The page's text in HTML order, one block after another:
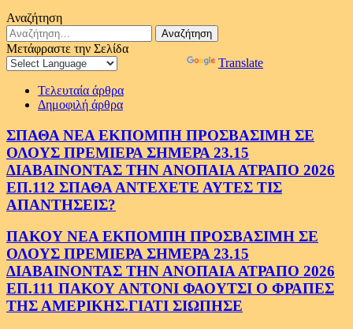
Αναζήτηση
Αναζήτηση
για:
Μετάφραστε την Σελίδα
Translate
Τελευταία άρθρα
Δημοφιλή άρθρα
ΣΠΑΘΑ ΝΕΑ ΕΚΠΟΜΠΗ ΠΡΟΣΒΑΣΙΜΗ ΣΕ
ΟΛΟΥΣ ΠΡΕΜΙΕΡΑ ΣΗΜΕΡΑ 23.15
ΔΙΑΒΑΙΝΟΝΤΑΣ ΤΗΝ ΑΝΟΠΑΙΑ ΑΤΡΑΠΟ 2026
ΕΠ.112 ΣΠΑΘΑ ΑΝΤΕΧΕΤΕ ΑΥΤΕΣ ΤΙΣ
ΑΠΑΝΤΗΣΕΙΣ?
ΠΑΚΟΥ ΝΕΑ ΕΚΠΟΜΠΗ ΠΡΟΣΒΑΣΙΜΗ ΣΕ
ΟΛΟΥΣ ΠΡΕΜΙΕΡΑ ΣΗΜΕΡΑ 23.15
ΔΙΑΒΑΙΝΟΝΤΑΣ ΤΗΝ ΑΝΟΠΑΙΑ ΑΤΡΑΠΟ 2026
ΕΠ.111 ΠΑΚΟΥ ΑΝΤΟΝΙ ΦΑΟΥΤΣΙ Ο ΦΡΑΠΕΣ
ΤΗΣ ΑΜΕΡΙΚΗΣ.ΓΙΑΤΙ ΣΙΩΠΗΣΕ